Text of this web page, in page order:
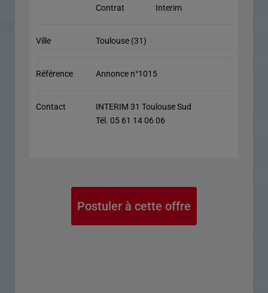
Contrat
Interim
Ville Toulouse (31)
Référence Annonce n°1015
Contact
INTERIM 31 Toulouse Sud
Tél. 05 61 14 06 06
Postuler à cette offre